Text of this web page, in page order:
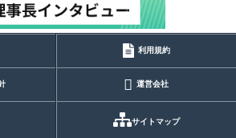
利用規約
運営会社
サイトマップ